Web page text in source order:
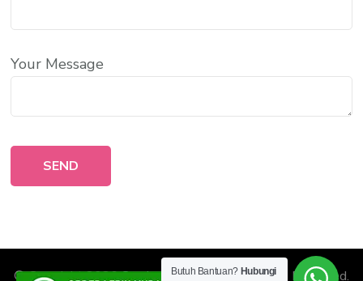
Your Message
© Copyright 2026Sumber Readymix. All Rights Reserved.
Butuh Bantuan? Hubungi